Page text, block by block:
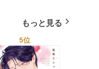
もっと見る
5位